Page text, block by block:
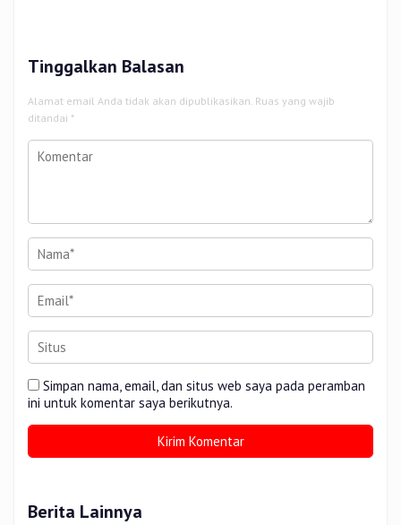
Tinggalkan Balasan
Alamat email Anda tidak akan dipublikasikan. Ruas yang wajib
ditandai *
Simpan nama, email, dan situs web saya pada peramban
ini untuk komentar saya berikutnya.
Berita Lainnya